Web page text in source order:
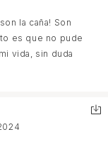
es más
los zapatos
la caña! Son
es que no pude
vida, sin duda